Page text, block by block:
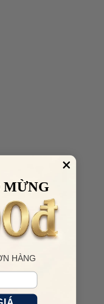
MỪNG
HÀNG